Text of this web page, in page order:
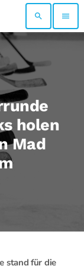
search menu
holen
Mad
stand für die